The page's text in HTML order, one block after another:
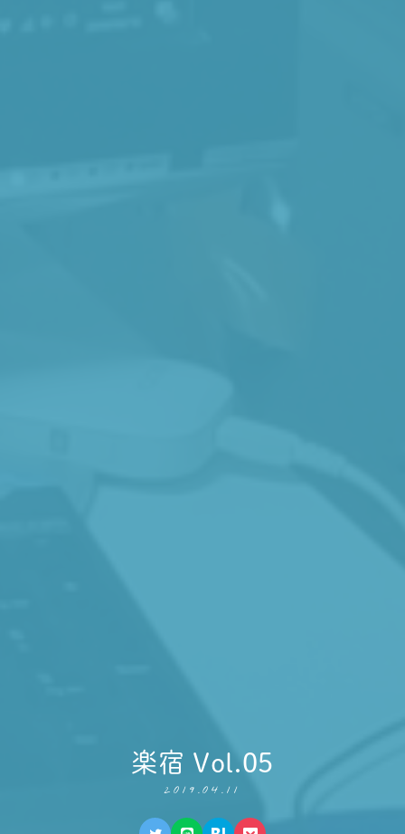
楽宿 Vol.05